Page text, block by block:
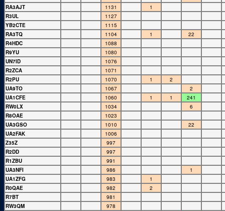
RA3AJT
1131
1
R3UL
1127
YB2CTE
1115
RA3TQ
1104 1
22
R4HDC
1088
R9YU
1080
UN7ID
1076
R2ZCA
1071
R2PU
1070 1
2
UA9TO
1067
2
UA1CFE
1060 1 1
241
RW0LX
1034
6
R8OAE
1023
UA3GSO
1010
22
UA2FAK
1006
Z35Z
997
R2DD
997
R1ZBU
991
UA3NFI
986
1
UA1ZFG
983
1
R0QAE
982
2
R7BT
981
RW3QM
978